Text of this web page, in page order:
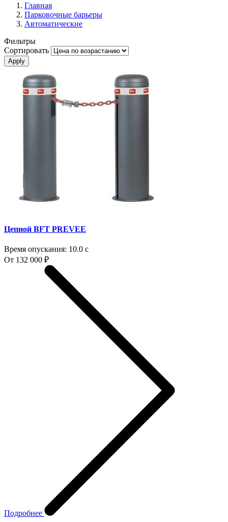
Главная
Парковочные барьеры
Автоматические
Фильтры
Сортировать
Цепной BFT PREVEE
Время опускания: 10.0 с
От 132 000 ₽
Подробнее